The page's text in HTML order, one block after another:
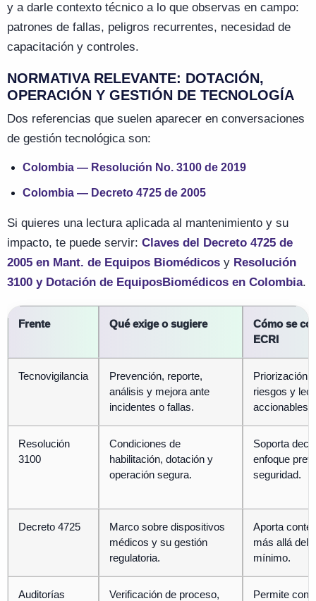
y a darle contexto técnico a lo que observas en campo:
patrones de fallas, peligros recurrentes, necesidad de
capacitación y controles.
NORMATIVA RELEVANTE: DOTACIÓN,
OPERACIÓN Y GESTIÓN DE TECNOLOGÍA
Dos referencias que suelen aparecer en conversaciones
de gestión tecnológica son:
Colombia — Resolución No. 3100 de 2019
Colombia — Decreto 4725 de 2005
Si quieres una lectura aplicada al mantenimiento y su
impacto, te puede servir: Claves del Decreto 4725 de
2005 en Mant. de Equipos Biomédicos y Resolución
3100 y Dotación de EquiposBiomédicos en Colombia.
Frente Qué exige o sugiere
Cómo se
ECRI
Tecnovigilancia
Prevención, reporte,
análisis y mejora ante
incidentes o fallas.
Priorización
riesgos y
accionables.
Resolución
3100
Condiciones de
habilitación, dotación y
operación segura.
Soporta
enfoque
seguridad.
Decreto 4725
Marco sobre dispositivos
médicos y su gestión
regulatoria.
Aporta
más allá del
mínimo.
Auditorías
Verificación de proceso,
Permite